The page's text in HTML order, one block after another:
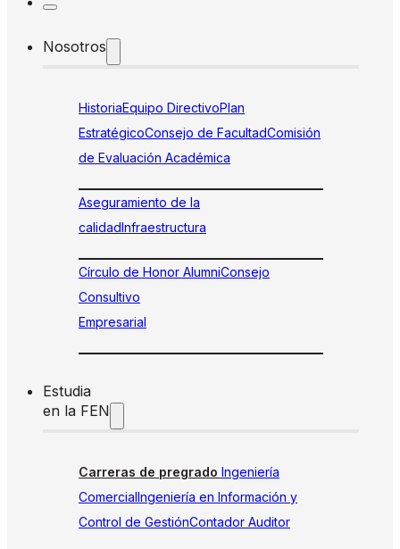
Nosotros
HistoriaEquipo DirectivoPlan
EstratégicoConsejo de FacultadComisión
de Evaluación Académica
Aseguramiento de la
calidadInfraestructura
Círculo de Honor AlumniConsejo
Consultivo
Empresarial
Estudia
en la FEN
Carreras de pregrado Ingeniería
ComercialIngeniería en Información y
Control de GestiónContador Auditor